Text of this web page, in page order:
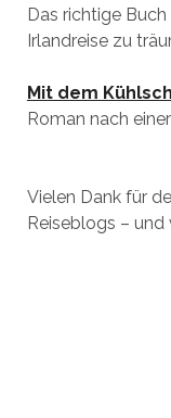
Das richtige
Irlandreise zu
Mit dem
Roman nach
Vielen Dank für
Reiseblogs – und